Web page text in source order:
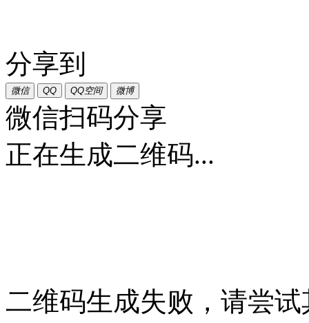
分享到
微信 QQ QQ空间 微博
微信扫码分享
正在生成二维码...
二维码生成失败，请尝